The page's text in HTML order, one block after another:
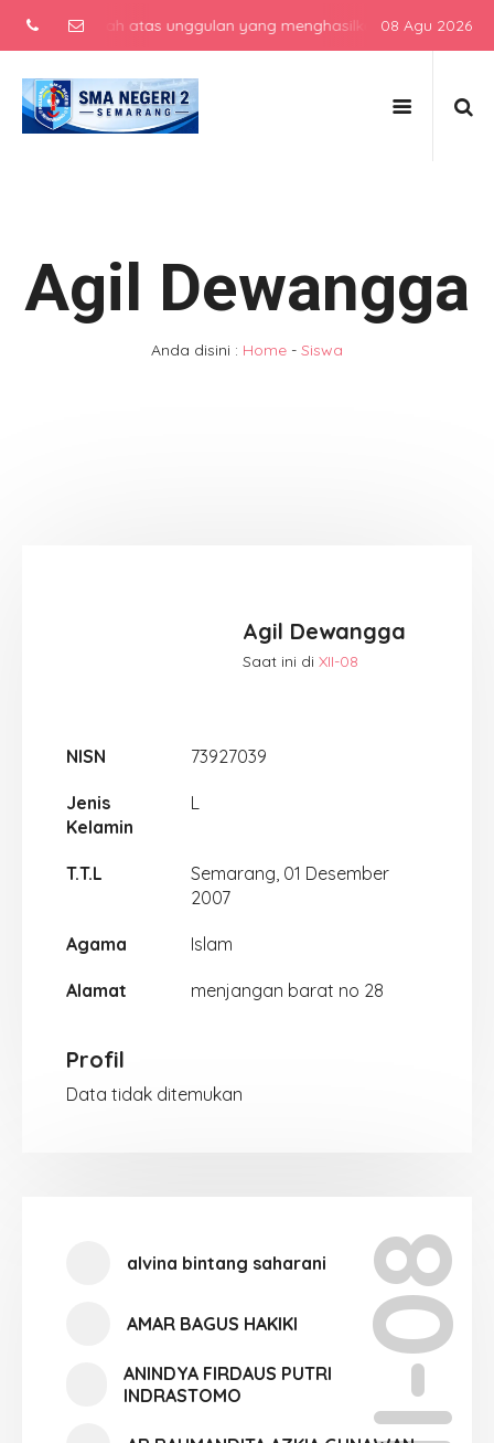
menengah atas unggulan yang menghasilkan lulusan08 Agu 2026
Agil Dewangga
Anda disini : Home - Siswa
Agil Dewangga
Saat ini di XII-08
NISN 73927039
Jenis
Kelamin
L
T.T.L
Semarang, 01 Desember
2007
Agama Islam
Alamat menjangan barat no 28
Profil
Data tidak ditemukan
alvina bintang saharani
AMAR BAGUS HAKIKI
ANINDYA FIRDAUS PUTRI
INDRASTOMO